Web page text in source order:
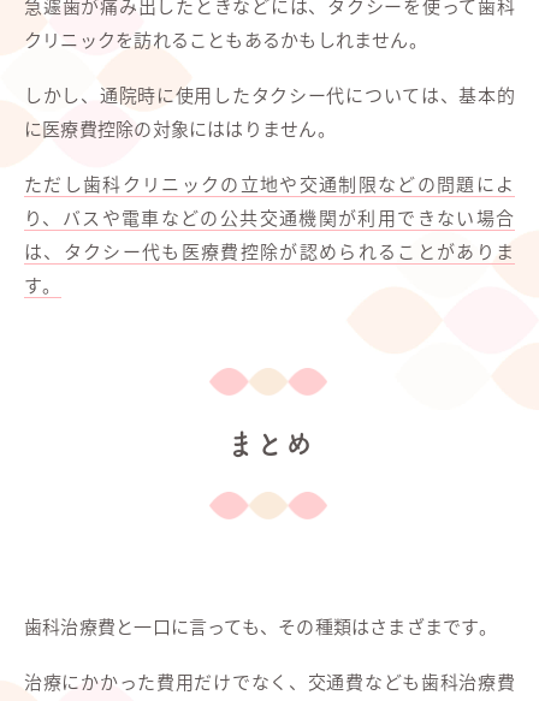
急遽歯が痛み出したときなどには、タクシーを使って歯科
クリニックを訪れることもあるかもしれません。
しかし、通院時に使用したタクシー代については、基本的
に医療費控除の対象にははりません。
ただし歯科クリニックの立地や交通制限などの問題によ
り、バスや電車などの公共交通機関が利用できない場合
は、タクシー代も医療費控除が認められることがありま
す。
まとめ
歯科治療費と一口に言っても、その種類はさまざまです。
治療にかかった費用だけでなく、交通費なども歯科治療費